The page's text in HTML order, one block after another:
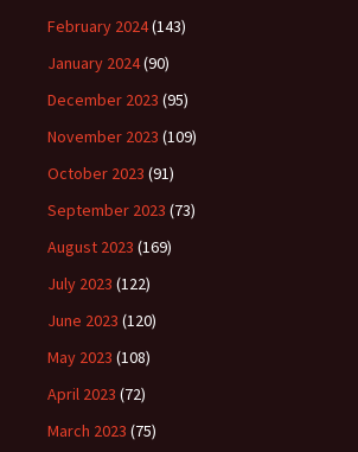
February 2024(143)
January 2024(90)
December 2023 (95)
November 2023 (109)
October 2023 (91)
September 2023 (73)
August 2023 (169)
July 2023 (122)
June 2023 (120)
May 2023 (108)
April 2023 (72)
March 2023 (75)